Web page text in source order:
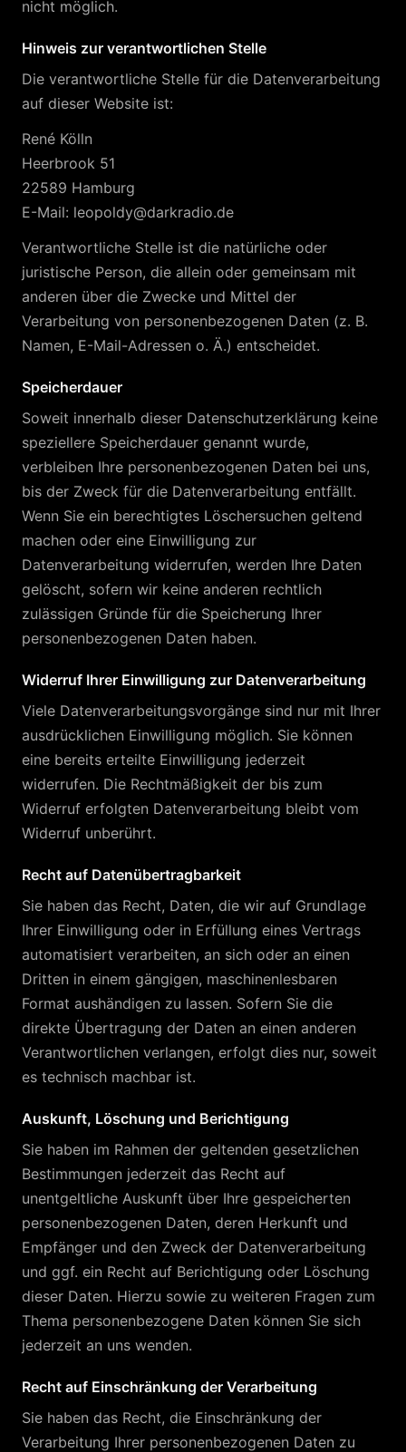
nicht möglich.
Hinweis zur verantwortlichen Stelle
Die verantwortliche Stelle für die Datenverarbeitung
auf dieser Website ist:
René Kölln
Heerbrook 51
22589 Hamburg
E-Mail: leopoldy@darkradio.de
Verantwortliche Stelle ist die natürliche oder
juristische Person, die allein oder gemeinsam mit
anderen über die Zwecke und Mittel der
Verarbeitung von personenbezogenen Daten (z. B.
Namen, E-Mail-Adressen o. Ä.) entscheidet.
Speicherdauer
Soweit innerhalb dieser Datenschutzerklärung keine
speziellere Speicherdauer genannt wurde,
verbleiben Ihre personenbezogenen Daten bei uns,
bis der Zweck für die Datenverarbeitung entfällt.
Wenn Sie ein berechtigtes Löschersuchen geltend
machen oder eine Einwilligung zur
Datenverarbeitung widerrufen, werden Ihre Daten
gelöscht, sofern wir keine anderen rechtlich
zulässigen Gründe für die Speicherung Ihrer
personenbezogenen Daten haben.
Widerruf Ihrer Einwilligung zur Datenverarbeitung
Viele Datenverarbeitungsvorgänge sind nur mit Ihrer
ausdrücklichen Einwilligung möglich. Sie können
eine bereits erteilte Einwilligung jederzeit
widerrufen. Die Rechtmäßigkeit der bis zum
Widerruf erfolgten Datenverarbeitung bleibt vom
Widerruf unberührt.
Recht auf Datenübertragbarkeit
Sie haben das Recht, Daten, die wir auf Grundlage
Ihrer Einwilligung oder in Erfüllung eines Vertrags
automatisiert verarbeiten, an sich oder an einen
Dritten in einem gängigen, maschinenlesbaren
Format aushändigen zu lassen. Sofern Sie die
direkte Übertragung der Daten an einen anderen
Verantwortlichen verlangen, erfolgt dies nur, soweit
es technisch machbar ist.
Auskunft, Löschung und Berichtigung
Sie haben im Rahmen der geltenden gesetzlichen
Bestimmungen jederzeit das Recht auf
unentgeltliche Auskunft über Ihre gespeicherten
personenbezogenen Daten, deren Herkunft und
Empfänger und den Zweck der Datenverarbeitung
und ggf. ein Recht auf Berichtigung oder Löschung
dieser Daten. Hierzu sowie zu weiteren Fragen zum
Thema personenbezogene Daten können Sie sich
jederzeit an uns wenden.
Recht auf Einschränkung der Verarbeitung
Sie haben das Recht, die Einschränkung der
Verarbeitung Ihrer personenbezogenen Daten zu